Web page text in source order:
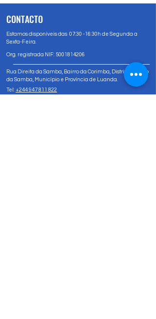
CONTACTO
Estamos disponíveis das 07:30 -16:30h de Segunda a
Sexta-Feira.
Org. registrada NIF: 5001814206
Rua Direita da Samba, Bairro da Corimba, Distrito Urbano
da Samba, Município e Província de Luanda.
Tel: +244 947 811 822